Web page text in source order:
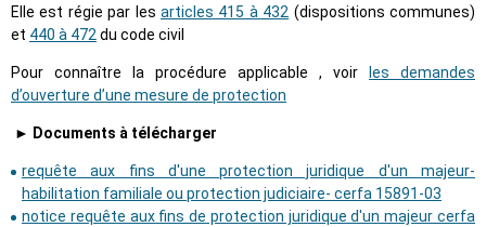
Elle est régie par les articles 415 à 432 (dispositions communes)
et 440 à 472du code civil
Pour connaître la procédure applicable , voir
les demandes
d’ouverture d’une mesure de protection
► Documents à télécharger
requête aux fins d'une protection juridique d'un majeur-
habilitation familiale ou protection judiciaire- cerfa 15891-03
notice requête aux fins de protection juridique d'un majeur cerfa